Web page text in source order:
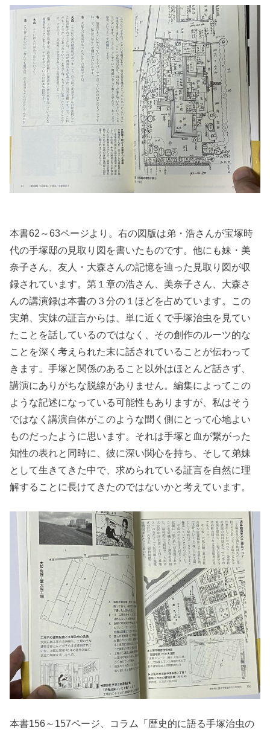
本書62～63ページより。右の図版は弟・浩さんが宝塚時
代の手塚邸の見取り図を書いたものです。他にも妹・美
奈子さん、友人・大森さんの記憶を辿った見取り図が収
録されています。第１章の浩さん、美奈子さん、大森さ
んの講演録は本書の３分の１ほどを占めています。この
実弟、実妹の証言からは、単に近くで手塚治虫を見てい
たことを話しているのではなく、その創作のルーツ的な
ことを深く考えられた末に話されていることが伝わって
きます。手塚と関係のあること以外はほとんど話さず、
講演にありがちな脱線がありません。編集によってこの
ような記述になっている可能性もありますが、私はそう
ではなく講演自体がこのような聞く側にとって心地よい
ものだったように思います。それは手塚と血が繋がった
知性の表れと同時に、彼に深い関心を持ち、そして弟妹
として生きてきた中で、求められている証言を自然に理
解することに長けてきたのではないかと考えています。
本書156～157ページ、コラム「歴史的に語る手塚治虫の